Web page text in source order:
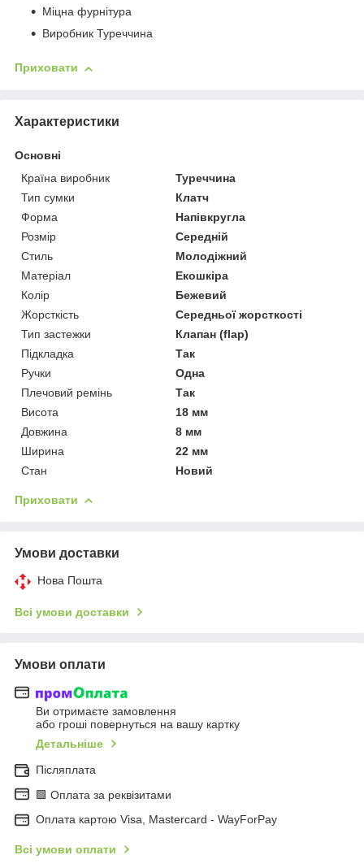
Міцна фурнітура
Виробник Туреччина
Приховати
Характеристики
Основні
Країна виробник
Туреччина
Тип сумки
Клатч
Форма
Напівкругла
Розмір
Середній
Стиль
Молодіжний
Матеріал
Екошкіра
Колір
Бежевий
Жорсткість
Середньої жорсткості
Тип застежки
Клапан (flap)
Підкладка
Так
Ручки
Одна
Плечовий ремінь
Так
Висота
18 мм
Довжина
8 мм
Ширина
22 мм
Стан
Новий
Приховати
Умови доставки
Нова Пошта
Всі умови доставки
Умови оплати
Ви отримаєте замовлення
або гроші повернуться на вашу картку
Детальніше
Післяплата
🟩 Оплата за реквізитами
Оплата картою Visa, Mastercard - WayForPay
Всі умови оплати